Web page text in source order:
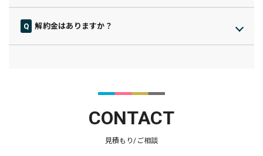
その際は事前にしっかりとご説明いたしますので、安心してご
検討ください。
解約金はありますか？
納得したうえで安心してご利用いただけるようサポートしま
CONTACT
見積もり/ご相談